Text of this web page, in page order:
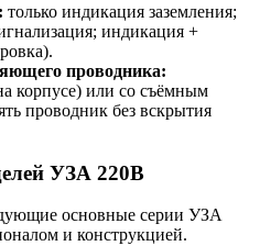
только индикация заземления;
индикация +
проводника:
корпусе) или со съёмным
проводник без вскрытия
УЗА 220В
основные серии УЗА
и конструкцией.